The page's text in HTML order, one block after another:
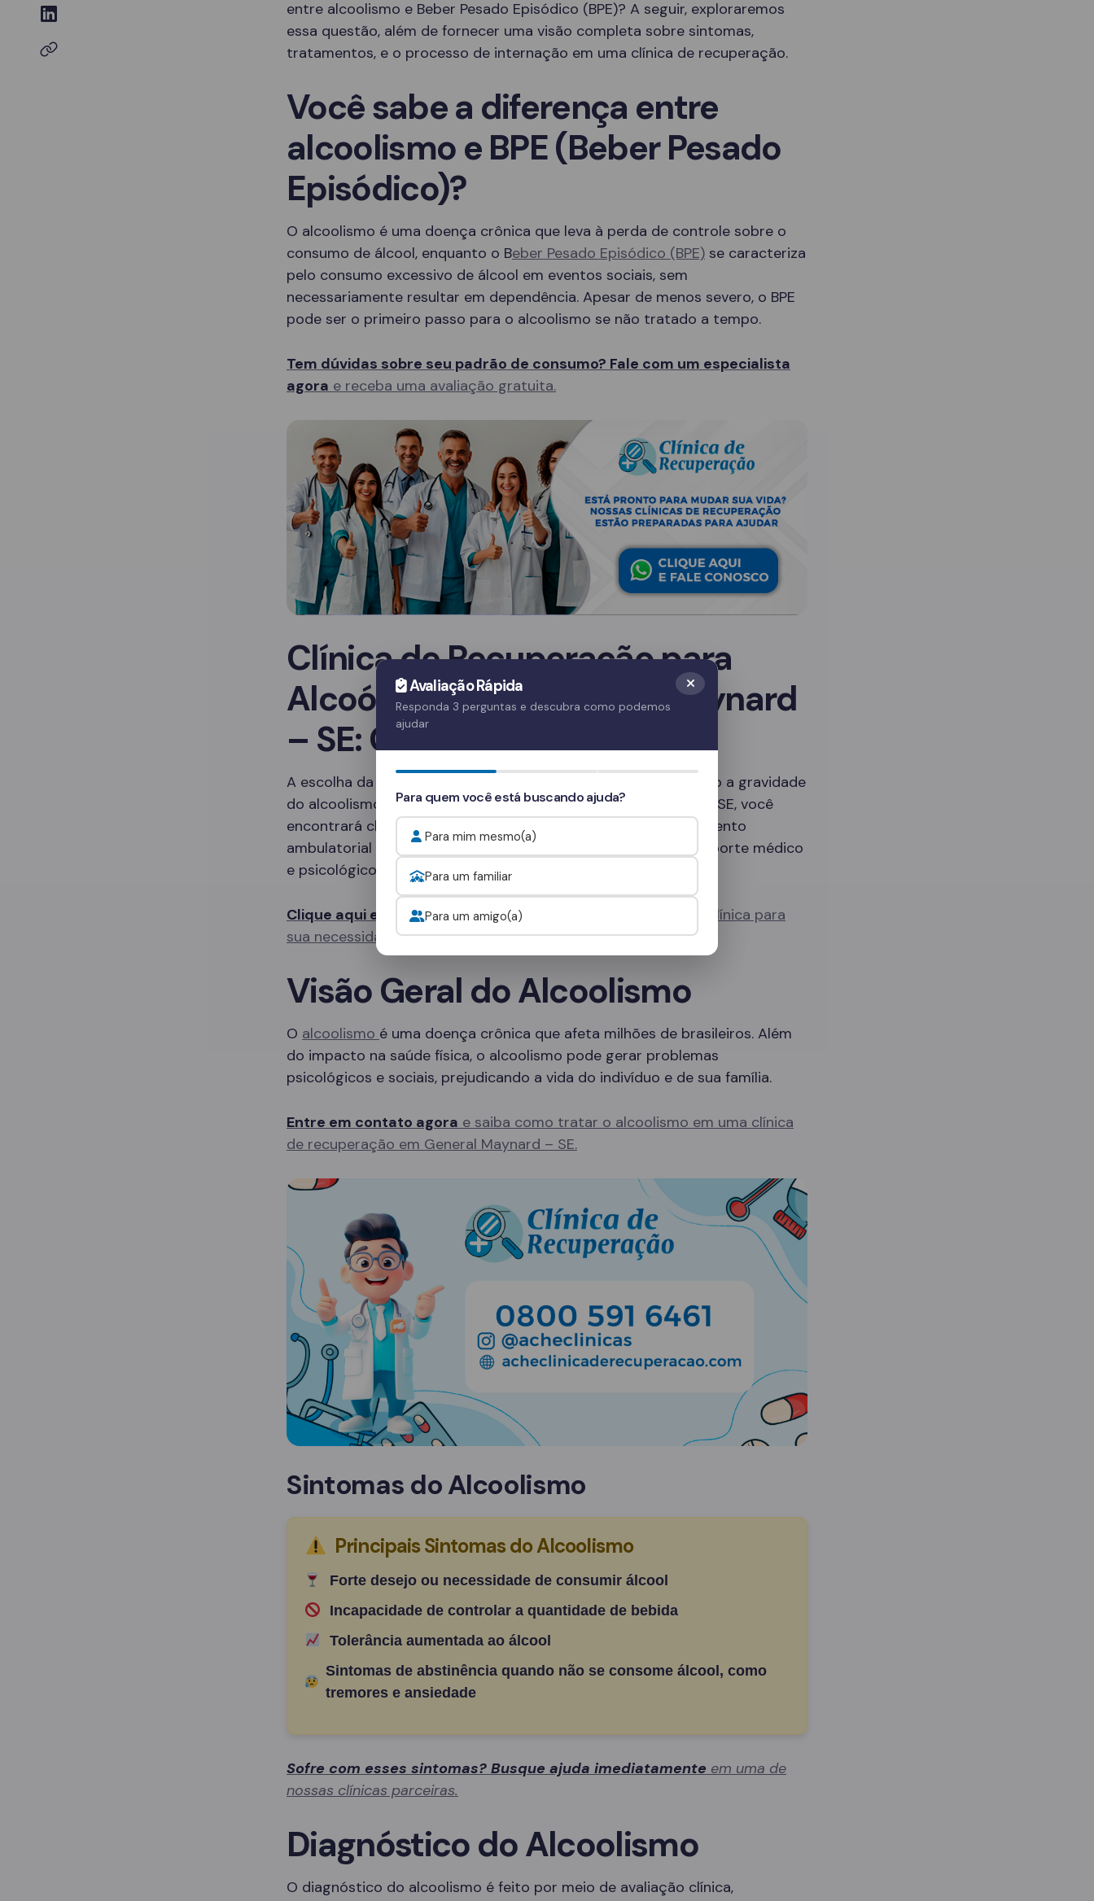
entre alcoolismo e Beber Pesado Episódico (BPE)? A seguir, exploraremos
essa questão, além de fornecer uma visão completa sobre sintomas,
tratamentos, e o processo de internação em uma clínica de recuperação.
Você sabe a diferença entre
alcoolismo e BPE (Beber Pesado
Episódico)?
O alcoolismo é uma doença crônica que leva à perda de controle sobre o
consumo de álcool, enquanto o Beber Pesado Episódico (BPE) se caracteriza
pelo consumo excessivo de álcool em eventos sociais, sem
necessariamente resultar em dependência. Apesar de menos severo, o BPE
pode ser o primeiro passo para o alcoolismo se não tratado a tempo.
Tem dúvidas sobre seu padrão de consumo? Fale com um especialista
agora e receba uma avaliação gratuita.
Clínica de Recuperação para
Alcoólatras em General Maynard
– SE: Qual escolher?
A escolha da clínica ideal depende de diversos fatores, incluindo a gravidade
do alcoolismo e os serviços oferecidos. Em General Maynard – SE, você
encontrará clínicas especializadas que oferecem desde tratamento
ambulatorial até programas de internação completos, com suporte médico
e psicológico 24 horas por dia.
Clique aqui e fale com um consultor
para escolher a melhor clínica para
sua necessidade.
Visão Geral do Alcoolismo
O alcoolismo é uma doença crônica que afeta milhões de brasileiros. Além
do impacto na saúde física, o alcoolismo pode gerar problemas
psicológicos e sociais, prejudicando a vida do indivíduo e de sua família.
Entre em contato agora e saiba como tratar o alcoolismo em uma clínica
de recuperação em General Maynard – SE.
Sintomas do Alcoolismo
Principais Sintomas do Alcoolismo
Forte desejo ou necessidade de consumir álcool
Incapacidade de controlar a quantidade de bebida
Tolerância aumentada ao álcool
Sintomas de abstinência quando não se consome álcool, como
tremores e ansiedade
Sofre com esses sintomas? Busque ajuda imediatamente em uma de
nossas clínicas parceiras.
Diagnóstico do Alcoolismo
O diagnóstico do alcoolismo é feito por meio de avaliação clínica,
Avaliação Rápida
Responda 3 perguntas e descubra como podemos
ajudar
Para quem você está buscando ajuda?
Para mim mesmo(a)
Para um familiar
Para um amigo(a)